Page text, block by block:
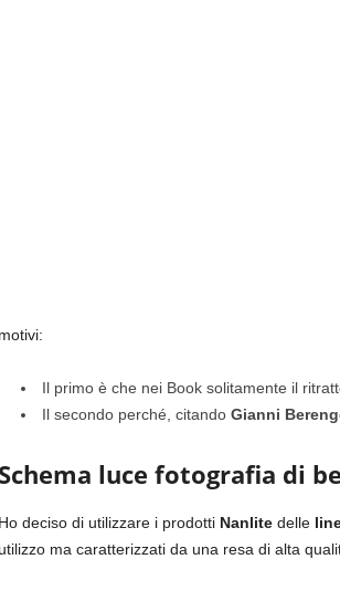
motivi:
Il primo è che nei Book solitamente il
Il secondo perché, citando Gianni
Schema luce fotografia di
Ho deciso di utilizzare i prodotti Nanlite delle
utilizzo ma caratterizzati da una resa di alta